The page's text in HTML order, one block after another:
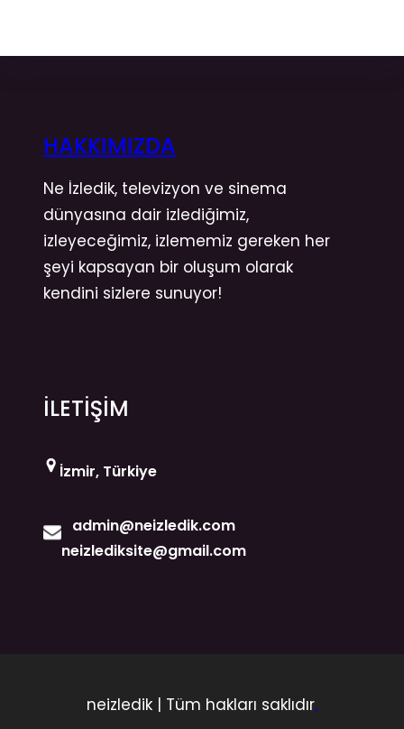
HAKKIMIZDA
Ne İzledik, televizyon ve sinema
dünyasına dair izlediğimiz,
izleyeceğimiz, izlememiz gereken her
şeyi kapsayan bir oluşum olarak
kendini sizlere sunuyor!
İLETİŞİM
İzmir, Türkiye
admin@neizledik.com
neizlediksite@gmail.com
neizledik | Tüm hakları saklıdır.